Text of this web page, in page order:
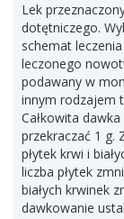
Lek
dotętniczego.
schemat
leczonego
podawany w
innym rodzajem
Całkowita
przekraczać 1 g.
płytek krwi i
liczba płytek
białych krwinek
dawkowanie